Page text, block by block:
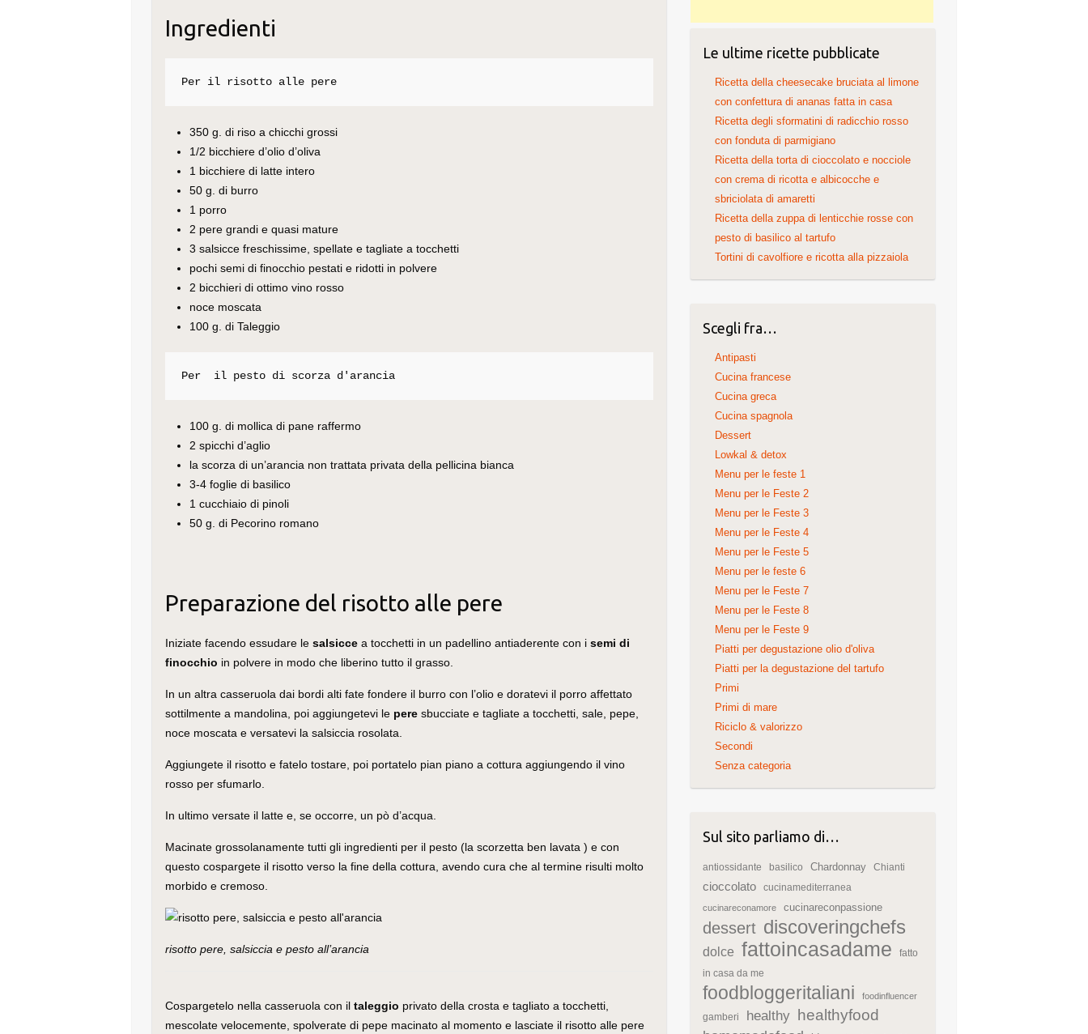
Ingredienti
Per il risotto alle pere
350 g. di riso a chicchi grossi
1/2 bicchiere d’olio d’oliva
1 bicchiere di latte intero
50 g. di burro
1 porro
2 pere grandi e quasi mature
3 salsicce freschissime, spellate e tagliate a tocchetti
pochi semi di finocchio pestati e ridotti in polvere
2 bicchieri di ottimo vino rosso
noce moscata
100 g. di Taleggio
Per  il pesto di scorza d'arancia
100 g. di mollica di pane raffermo
2 spicchi d’aglio
la scorza di un’arancia non trattata privata della pellicina bianca
3-4 foglie di basilico
1 cucchiaio di pinoli
50 g. di Pecorino romano
Preparazione del risotto alle pere
Iniziate facendo essudare lesalsicce a tocchetti in un padellino antiaderente con isemi di
finocchio in polvere in modo che liberino tutto il grasso.
In un altra casseruola dai bordi alti fate fondere il burro con l’olio e doratevi il porro affettato
sottilmente a mandolina, poi aggiungetevi le pere sbucciate e tagliate a tocchetti, sale, pepe,
noce moscata e versatevi la salsiccia rosolata.
Aggiungete il risotto e fatelo tostare, poi portatelo pian piano a cottura aggiungendo il vino
rosso per sfumarlo.
In ultimo versate il latte e, se occorre, un pò d’acqua.
Macinate grossolanamente tutti gli ingredienti per il pesto (la scorzetta ben lavata ) e con
questo cospargete il risotto verso la fine della cottura, avendo cura che al termine risulti molto
morbido e cremoso.
risotto pere, salsiccia e pesto all’arancia
Cospargetelo nella casseruola con iltaleggio privato della crosta e tagliato a tocchetti,
mescolate velocemente, spolverate di pepe macinato al momento e lasciate il risotto alle pere
Le ultime ricette pubblicate
Ricetta della cheesecake bruciata al limone
con confettura di ananas fatta in casa
Ricetta degli sformatini di radicchio rosso
con fonduta di parmigiano
Ricetta della torta di cioccolato e nocciole
con crema di ricotta e albicocche e
sbriciolata di amaretti
Ricetta della zuppa di lenticchie rosse con
pesto di basilico al tartufo
Tortini di cavolfiore e ricotta alla pizzaiola
Scegli fra…
Antipasti
Cucina francese
Cucina greca
Cucina spagnola
Dessert
Lowkal & detox
Menu per le feste 1
Menu per le Feste 2
Menu per le Feste 3
Menu per le Feste 4
Menu per le Feste 5
Menu per le feste 6
Menu per le Feste 7
Menu per le Feste 8
Menu per le Feste 9
Piatti per degustazione olio d'oliva
Piatti per la degustazione del tartufo
Primi
Primi di mare
Riciclo & valorizzo
Secondi
Senza categoria
Sul sito parliamo di…
antiossidante basilico Chardonnay Chianti
cioccolato cucinamediterranea
cucinareconamore cucinareconpassione
dessert discoveringchefs
dolce fattoincasadame
fatto
in casa da me
foodbloggeritaliani foodinfluencer
gamberi healthy
healthyfood